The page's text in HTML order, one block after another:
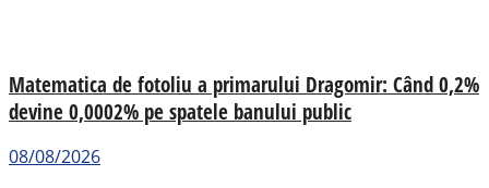
Matematica de fotoliu a primarului Dragomir: Când 0,2%
devine 0,0002% pe spatele banului public
08/08/2026